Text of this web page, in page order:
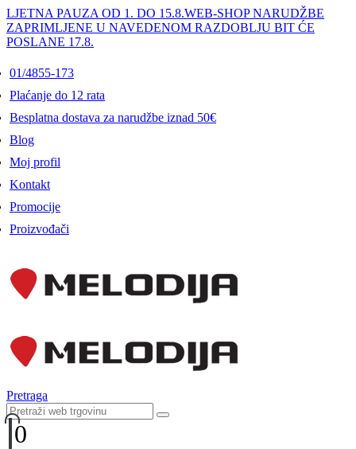
LJETNA PAUZA OD 1. DO 15.8.WEB-SHOP NARUDŽBE
ZAPRIMLJENE U NAVEDENOM RAZDOBLJU BIT ĆE
POSLANE 17.8.
01/4855-173
Plaćanje do 12 rata
Besplatna dostava za narudžbe iznad 50€
Blog
Moj profil
Kontakt
Promocije
Proizvođači
Pretraga
0